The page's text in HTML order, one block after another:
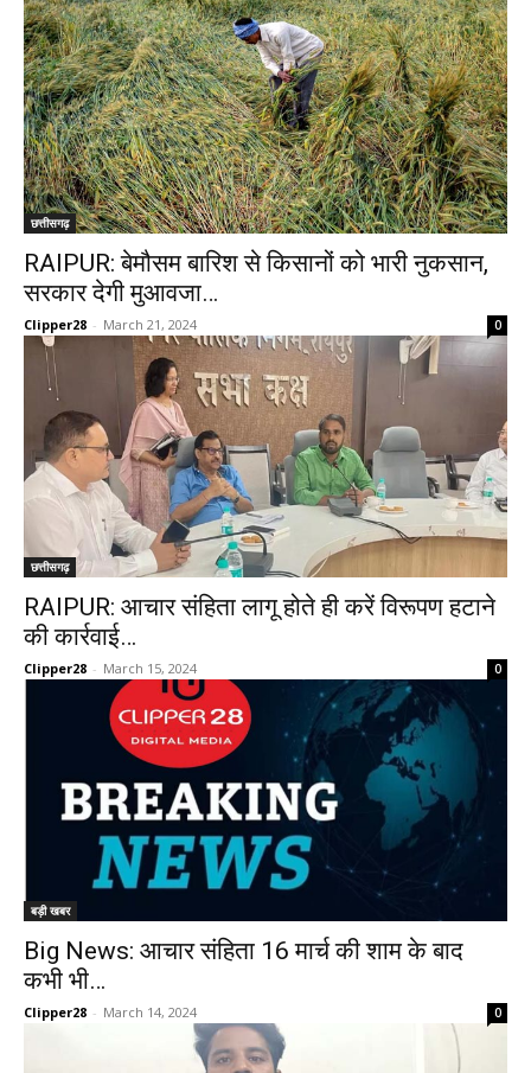
छत्तीसगढ़
RAIPUR: बेमौसम बारिश से किसानों को भारी नुकसान,
सरकार देगी मुआवजा…
Clipper28 - March 21, 2024 0
छत्तीसगढ़
RAIPUR: आचार संहिता लागू होते ही करें विरूपण हटाने
की कार्रवाई…
Clipper28 - March 15, 2024 0
बड़ी खबर
Big News: आचार संहिता 16 मार्च की शाम के बाद
कभी भी…
Clipper28 - March 14, 2024 0